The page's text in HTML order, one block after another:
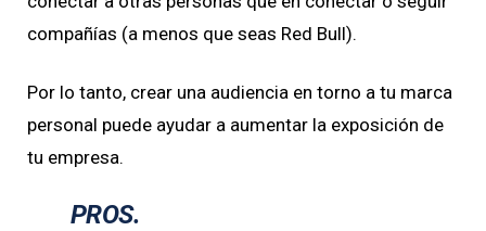
compañías (a menos que seas Red Bull).
Por lo tanto, crear una audiencia en torno a tu marca
personal puede ayudar a aumentar la exposición de
tu empresa.
PROS.